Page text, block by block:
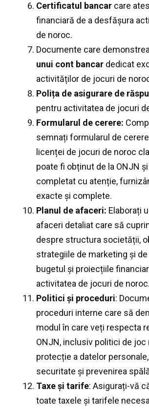
Certificatul bancar care
financiară de a desfășura
de noroc.
Documente care
unui cont bancar dedicat
activităților de jocuri de
Polița de asigurare de
pentru activitatea de jocuri
Formularul de cerere:
semnați formularul de
licenței de jocuri de noroc
poate fi obținut de la ONJN
completat cu atenție,
exacte și complete.
Planul de afaceri: Elaborați
afaceri detaliat care să
despre structura societății,
strategiile de marketing și
bugetul și proiecțiile
activitatea de jocuri de noroc.
Politici și proceduri:
proceduri interne care să
modul în care veți respecta
ONJN, inclusiv politici de joc
protecție a datelor
securitate și prevenirea
Taxe și tarife: Asigurați-vă
toate taxele și tarifele